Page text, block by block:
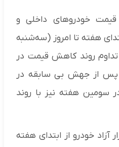
قیمت خودروهای داخلی و
هفته تا امروز (سه‌شنبه
تداوم روند کاهش قیمت در
پس از جهش بی سابقه در
سومین هفته نیز با روند
آزاد خودرو از ابتدای هفته